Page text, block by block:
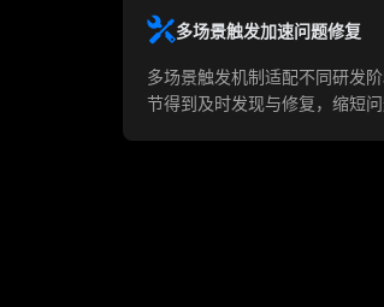
多场景触发加速问题修复
多场景触发机制适配不同研发
节得到及时发现与修复，缩短